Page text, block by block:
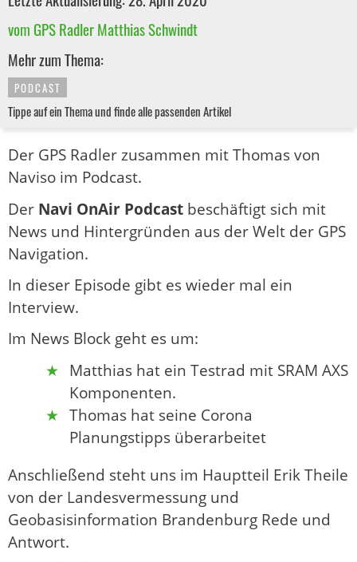
vom GPS Radler Matthias Schwindt
Mehr zum Thema:
PODCAST
Tippe auf ein Thema und finde alle passenden Artikel
Der GPS Radler zusammen mit Thomas von
Naviso im Podcast.
Der Navi OnAir Podcast beschäftigt sich mit
News und Hintergründen aus der Welt der GPS
Navigation.
In dieser Episode gibt es wieder mal ein
Interview.
Im News Block geht es um:
Matthias hat ein Testrad mit SRAM AXS
Komponenten.
Thomas hat seine Corona
Planungstipps überarbeitet
Anschließend steht uns im Hauptteil Erik Theile
von der Landesvermessung und
Geobasisinformation Brandenburg Rede und
Antwort.